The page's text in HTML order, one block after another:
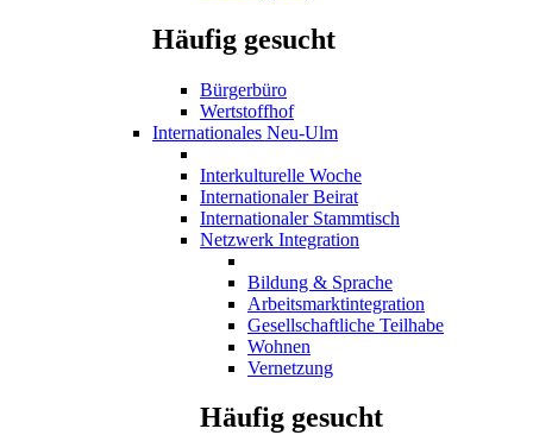
Häufig gesucht
Bürgerbüro
Wertstoffhof
Internationales Neu-Ulm
Interkulturelle Woche
Internationaler Beirat
Internationaler Stammtisch
Netzwerk Integration
Bildung & Sprache
Arbeitsmarktintegration
Gesellschaftliche Teilhabe
Wohnen
Vernetzung
Häufig gesucht